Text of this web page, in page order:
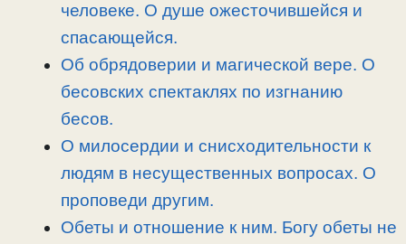
человеке. О душе ожесточившейся и
спасающейся.
Об обрядоверии и магической вере. О
бесовских спектаклях по изгнанию
бесов.
О милосердии и снисходительности к
людям в несущественных вопросах. О
проповеди другим.
Обеты и отношение к ним. Богу обеты не